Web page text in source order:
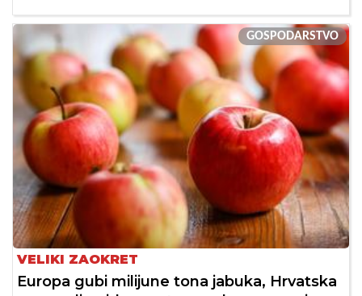
GOSPODARSTVO
VELIKI ZAOKRET
Europa gubi milijune tona jabuka, Hrvatska